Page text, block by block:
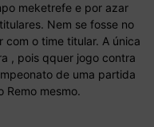
meketrefe e por azar
Nem se fosse no
com o time titular. A única
, pois qquer jogo contra
de uma partida
Remo mesmo.